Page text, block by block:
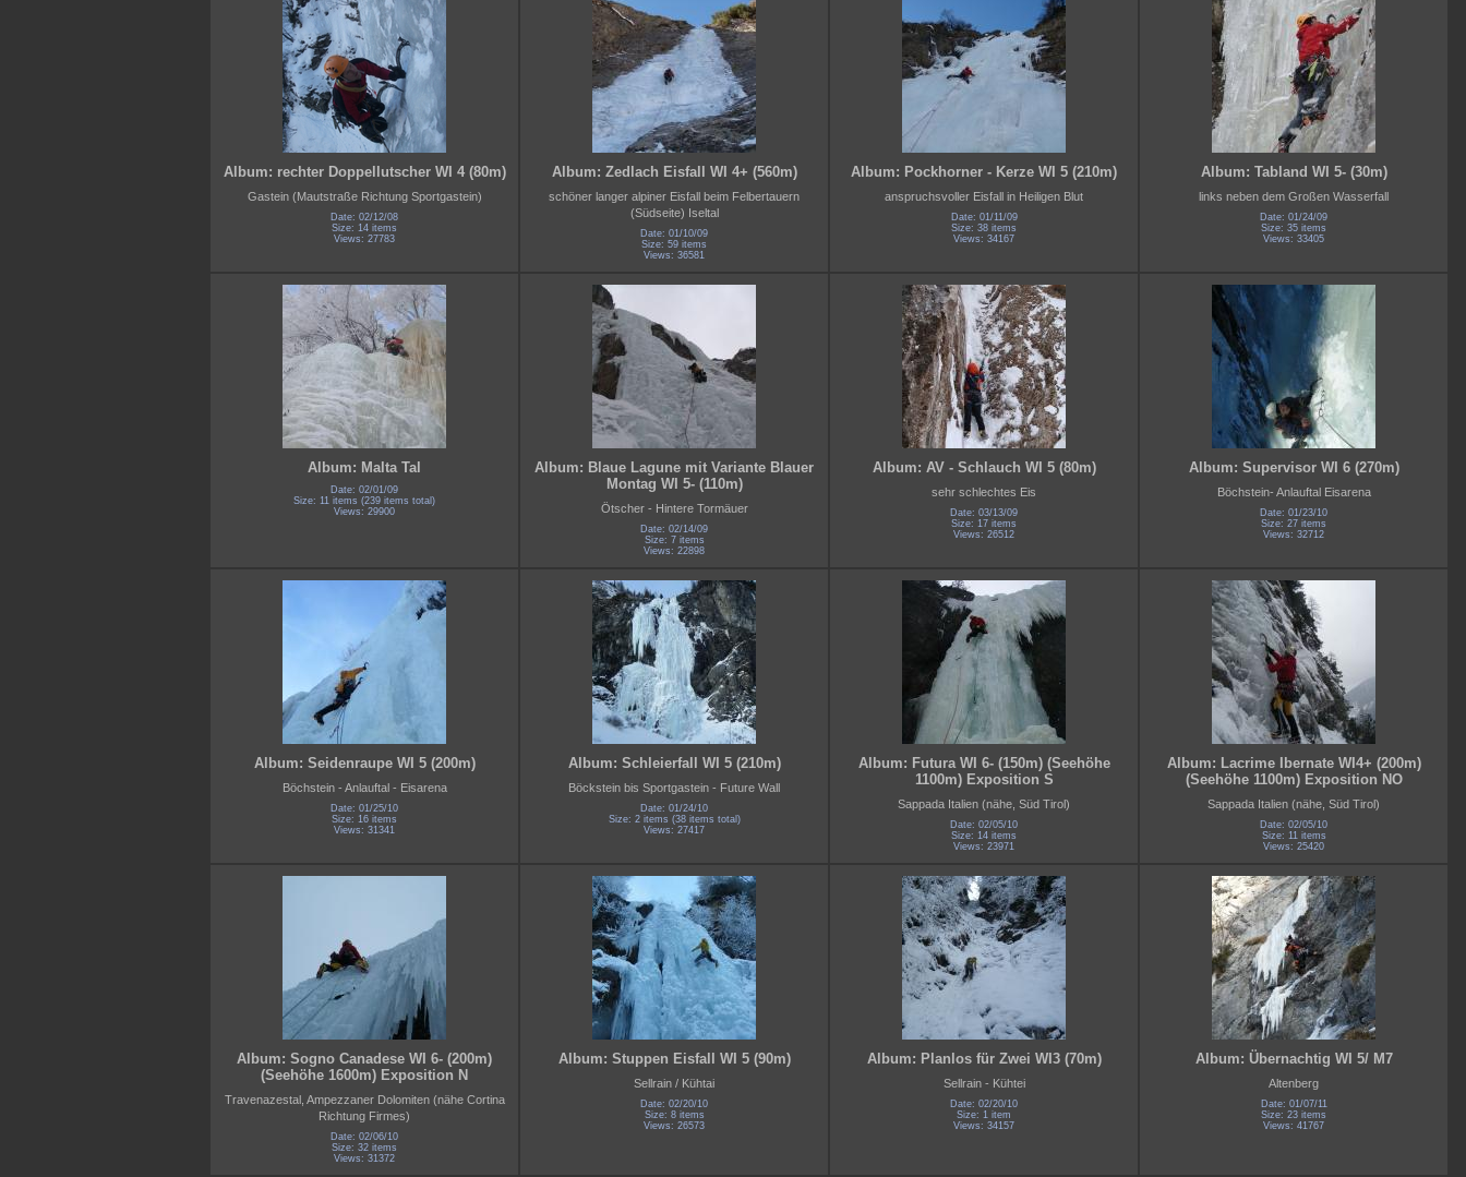
Album: rechter Doppellutscher WI 4 (80m)
Gastein (Mautstraße Richtung Sportgastein)
Date: 02/12/08
Size: 14 items
Views: 27783
Album: Zedlach Eisfall WI 4+ (560m)
schöner langer alpiner Eisfall beim Felbertauern
(Südseite) Iseltal
Date: 01/10/09
Size: 59 items
Views: 36581
Album: Pockhorner - Kerze WI 5 (210m)
anspruchsvoller Eisfall in Heiligen Blut
Date: 01/11/09
Size: 38 items
Views: 34167
Album: Tabland WI 5- (30m)
links neben dem Großen Wasserfall
Date: 01/24/09
Size: 35 items
Views: 33405
Album: Malta Tal
Date: 02/01/09
Size: 11 items (239 items total)
Views: 29900
Album: Blaue Lagune mit Variante Blauer
Montag WI 5- (110m)
Ötscher - Hintere Tormäuer
Date: 02/14/09
Size: 7 items
Views: 22898
Album: AV - Schlauch WI 5 (80m)
sehr schlechtes Eis
Date: 03/13/09
Size: 17 items
Views: 26512
Album: Supervisor WI 6 (270m)
Böchstein- Anlauftal Eisarena
Date: 01/23/10
Size: 27 items
Views: 32712
Album: Seidenraupe WI 5 (200m)
Böchstein - Anlauftal - Eisarena
Date: 01/25/10
Size: 16 items
Views: 31341
Album: Schleierfall WI 5 (210m)
Böckstein bis Sportgastein - Future Wall
Date: 01/24/10
Size: 2 items (38 items total)
Views: 27417
Album: Futura WI 6- (150m) (Seehöhe
1100m) Exposition S
Sappada Italien (nähe, Süd Tirol)
Date: 02/05/10
Size: 14 items
Views: 23971
Album: Lacrime Ibernate WI4+ (200m)
(Seehöhe 1100m) Exposition NO
Sappada Italien (nähe, Süd Tirol)
Date: 02/05/10
Size: 11 items
Views: 25420
Album: Sogno Canadese WI 6- (200m)
(Seehöhe 1600m) Exposition N
Travenazestal, Ampezzaner Dolomiten (nähe Cortina
Richtung Firmes)
Date: 02/06/10
Size: 32 items
Views: 31372
Album: Stuppen Eisfall WI 5 (90m)
Sellrain / Kühtai
Date: 02/20/10
Size: 8 items
Views: 26573
Album: Planlos für Zwei WI3 (70m)
Sellrain - Kühtei
Date: 02/20/10
Size: 1 item
Views: 34157
Album: Übernachtig WI 5/ M7
Altenberg
Date: 01/07/11
Size: 23 items
Views: 41767